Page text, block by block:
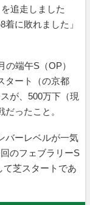
追走しました
に敗れました」
端午S（OP）
タート（の京都
が、500万下（現
ったこと。
バーレベルが一気
のフェブラリーS
て芝スタートであ